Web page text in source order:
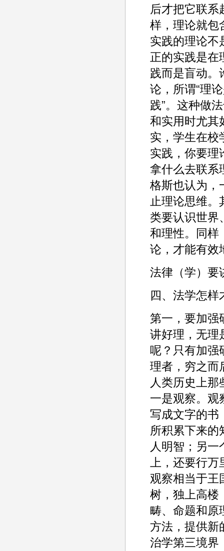
后才把它联系
样，理论就包
实践的理论不
正的实践是在
践而是盲动。
论，所谓“理
践”。这种做
和实用时尤其
实，学生在校
实践，你要理
拿什么去联系
格斯也认为，
止理论思维
类要认识世界
和理性。同样
论，才能有效
法律（学）要
四、法学怎样
第一，要加强
讲好理，无理
呢？只有加强
理者，穷之而
人类历史上
一是观察。观
写成文字的书
所积累下来的
人明智；另一
上，还要行
观察相当于王
树，独上高楼
畴、命题和原
方法，提供新
治学第三境界